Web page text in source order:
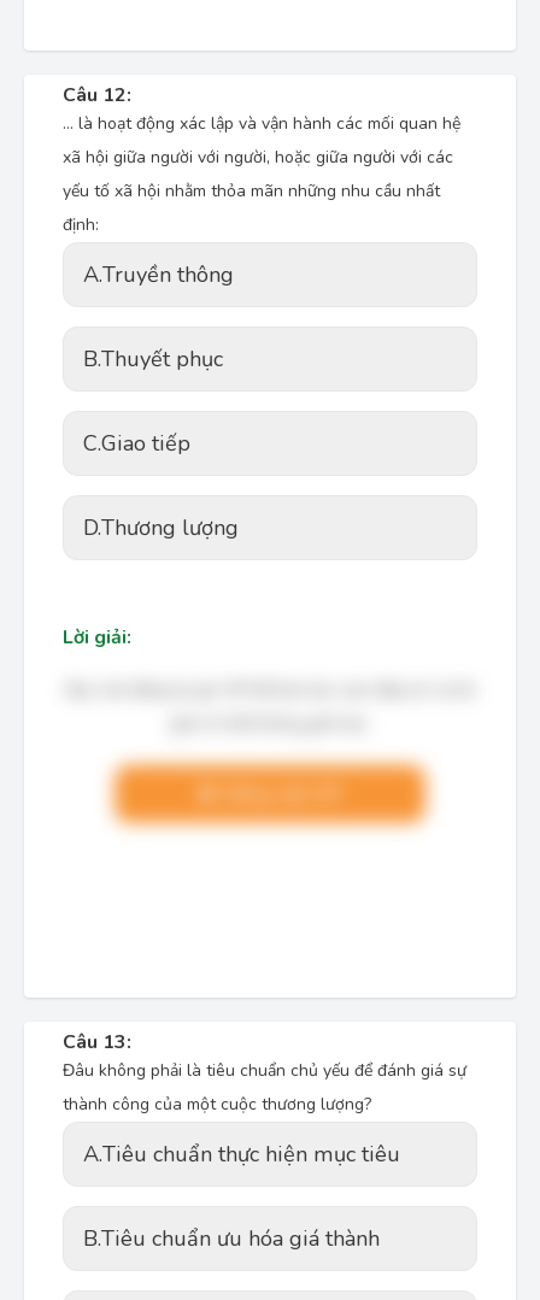
Câu 12:
... là hoạt động xác lập và vận hành các mối quan hệ
xã hội giữa người với người, hoặc giữa người với các
yếu tố xã hội nhằm thỏa mãn những nhu cầu nhất
định:
A.Truyền thông
B.Thuyết phục
C.Giao tiếp
D.Thương lượng
Lời giải:
Câu 13:
Đâu không phải là tiêu chuẩn chủ yếu để đánh giá sự
thành công của một cuộc thương lượng?
A.Tiêu chuẩn thực hiện mục tiêu
B.Tiêu chuẩn ưu hóa giá thành